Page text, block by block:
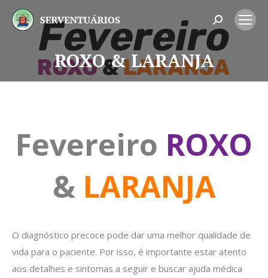
Search:
ROXO & LARANJA
Você está aqui:
Fevereiro ROXO
& LARANJA
O diagnóstico precoce pode dar uma melhor qualidade de
vida para o paciente. Por isso, é importante estar atento
aos detalhes e sintomas a seguir e buscar ajuda médica